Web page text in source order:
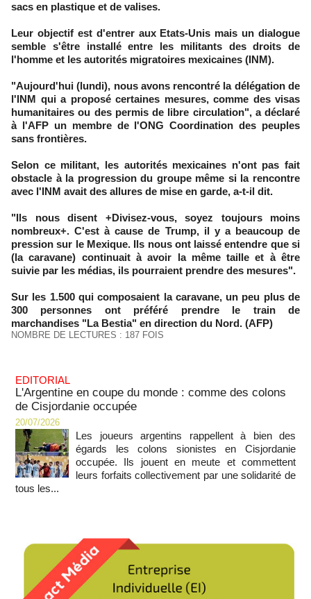
sacs en plastique et de valises.
Leur objectif est d'entrer aux Etats-Unis mais un dialogue
semble s'être installé entre les militants des droits de
l'homme et les autorités migratoires mexicaines (INM).
"Aujourd'hui (lundi), nous avons rencontré la délégation de
l'INM qui a proposé certaines mesures, comme des visas
humanitaires ou des permis de libre circulation", a déclaré
à l'AFP un membre de l'ONG Coordination des peuples
sans frontières.
Selon ce militant, les autorités mexicaines n'ont pas fait
obstacle à la progression du groupe même si la rencontre
avec l'INM avait des allures de mise en garde, a-t-il dit.
"Ils nous disent +Divisez-vous, soyez toujours moins
nombreux+. C'est à cause de Trump, il y a beaucoup de
pression sur le Mexique. Ils nous ont laissé entendre que si
(la caravane) continuait à avoir la même taille et à être
suivie par les médias, ils pourraient prendre des mesures".
Sur les 1.500 qui composaient la caravane, un peu plus de
300 personnes ont préféré prendre le train de
marchandises "La Bestia" en direction du Nord. (AFP)
NOMBRE DE LECTURES : 187 FOIS
EDITORIAL
L'Argentine en coupe du monde : comme des colons
de Cisjordanie occupée
20/07/2026
Les joueurs argentins rappellent à bien des
égards les colons sionistes en Cisjordanie
occupée. Ils jouent en meute et commettent
leurs forfaits collectivement par une solidarité de
tous les...